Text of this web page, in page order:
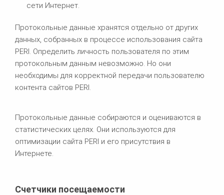
сети Интернет.
Протокольные данные хранятся отдельно от других
данных, собранных в процессе использования сайта
PERI. Определить личность пользователя по этим
протокольным данным невозможно. Но они
необходимы для корректной передачи пользователю
контента сайтов PERI.
Протокольные данные собираются и оцениваются в
статистических целях. Они используются для
оптимизации сайта PERI и его присутствия в
Интернете.
Счетчики посещаемости